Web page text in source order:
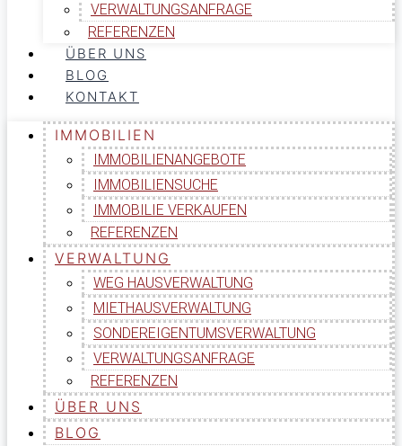
VERWALTUNGSANFRAGE
REFERENZEN
ÜBER UNS
BLOG
KONTAKT
IMMOBILIEN
IMMOBILIENANGEBOTE
IMMOBILIENSUCHE
IMMOBILIE VERKAUFEN
REFERENZEN
VERWALTUNG
WEG HAUSVERWALTUNG
MIETHAUSVERWALTUNG
SONDEREIGENTUMSVERWALTUNG
VERWALTUNGSANFRAGE
REFERENZEN
ÜBER UNS
BLOG